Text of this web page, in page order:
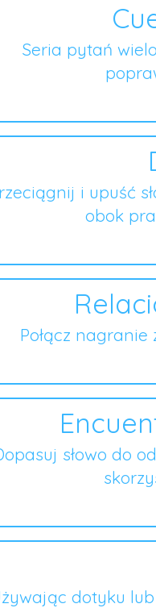
Seria pytań
i upuść
obok
Połącz
słowo do
dotyku